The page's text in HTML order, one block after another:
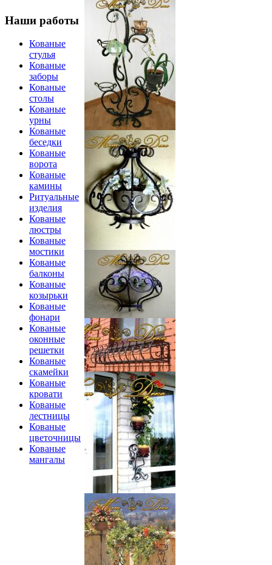
Наши работы
Кованые
стулья
Кованые
заборы
Кованые
столы
Кованые
урны
Кованые
беседки
Кованые
ворота
Кованые
камины
Ритуальные
изделия
Кованые
люстры
Кованые
мостики
Кованые
балконы
Кованые
козырьки
Кованые
фонари
Кованые
оконные
решетки
Кованые
скамейки
Кованые
кровати
Кованые
лестницы
Кованые
цветочницы
Кованые
мангалы